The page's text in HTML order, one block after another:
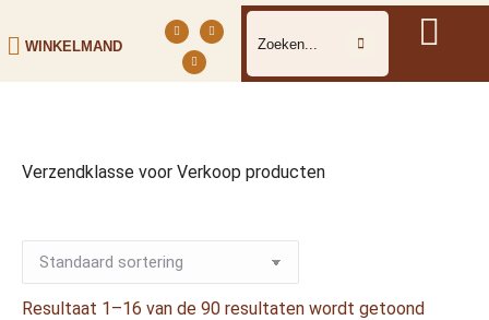
WINKELMAND
Verzendklasse voor Verkoop producten
Resultaat 1–16 van de 90 resultaten wordt getoond